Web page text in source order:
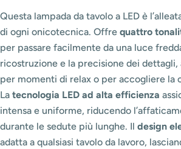
Questa lampada da tavolo a LED è
di ogni onicotecnica. Offre quattro
per passare facilmente da una luce
ricostruzione e la precisione dei dettagli,
per momenti di relax o per accogliere la
La tecnologia LED ad alta efficienza
intensa e uniforme, riducendo
durante le sedute più lunghe. Il design
adatta a qualsiasi tavolo da lavoro,